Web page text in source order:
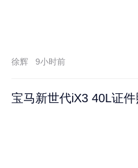
徐辉 9小时前
宝马新世代iX3 40L证